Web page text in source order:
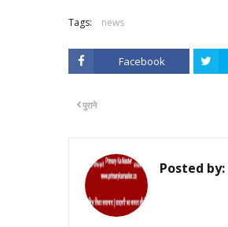
Tags: news
Facebook
पुराने
Posted by: